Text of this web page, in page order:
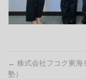
← 株式会社フコク東海
塾）